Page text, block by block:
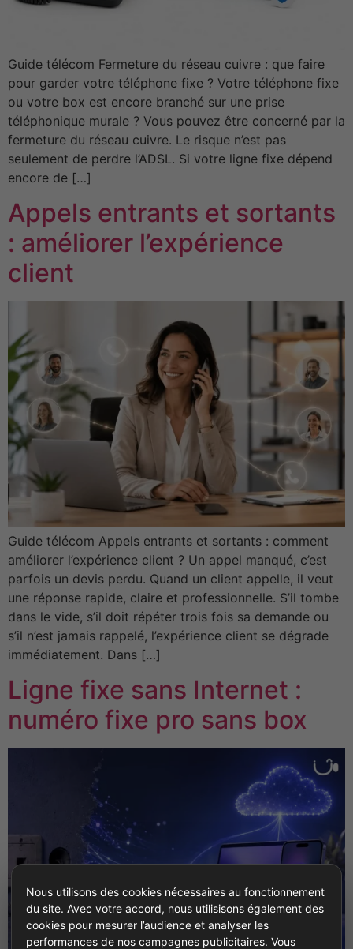
Guide télécom Fermeture du réseau cuivre : que faire
pour garder votre téléphone fixe ? Votre téléphone fixe
ou votre box est encore branché sur une prise
téléphonique murale ? Vous pouvez être concerné par la
fermeture du réseau cuivre. Le risque n’est pas
seulement de perdre l’ADSL. Si votre ligne fixe dépend
encore de […]
Appels entrants et sortants
: améliorer l’expérience
client
Guide télécom Appels entrants et sortants : comment
améliorer l’expérience client ? Un appel manqué, c’est
parfois un devis perdu. Quand un client appelle, il veut
une réponse rapide, claire et professionnelle. S’il tombe
dans le vide, s’il doit répéter trois fois sa demande ou
s’il n’est jamais rappelé, l’expérience client se dégrade
immédiatement. Dans […]
Ligne fixe sans Internet :
numéro fixe pro sans box
Nous utilisons des cookies nécessaires au fonctionnement
du site. Avec votre accord, nous utilisisons également des
cookies pour mesurer l’audience et analyser les
performances de nos campagnes publicitaires. Vous